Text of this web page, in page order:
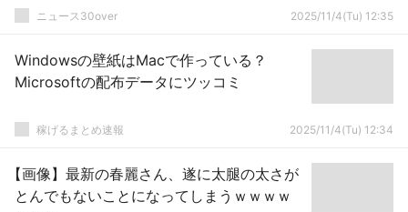
ニュース30over 2025/11/4(Tu) 12:35
Windowsの壁紙はMacで作っている？
Microsoftの配布データにツッコミ
稼げるまとめ速報 2025/11/4(Tu) 12:34
【画像】最新の春麗さん、遂に太腿の太さが
とんでもないことになってしまうｗｗｗｗ